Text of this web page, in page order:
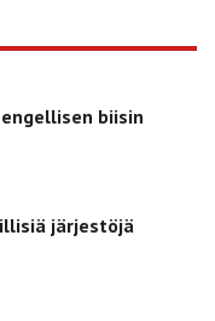
biisin
järjestöjä